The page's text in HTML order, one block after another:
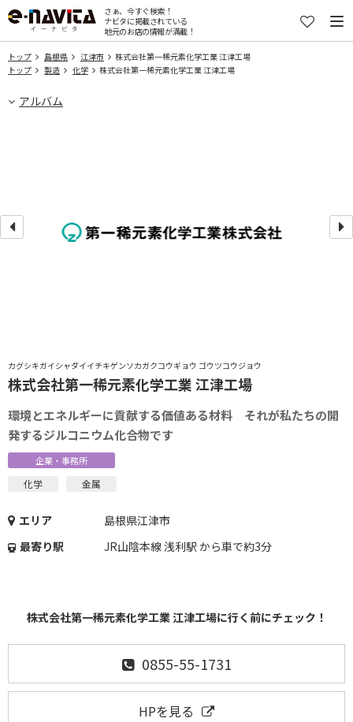
さぁ、今すぐ検索！
ナビタに掲載されている
地元のお店の情報が満載！
トップ 島根県 江津市
株式会社第一稀元素化学工業 江津工場
トップ
製造 化学 株式会社第一稀元素化学工業 江津工場
アルバム
カグシキガイシャダイイチキゲンソカガクコウギョウ ゴウツコウジョウ
株式会社第一稀元素化学工業 江津工場
環境とエネルギーに貢献する価値ある材料 それが私たちの開
発するジルコニウム化合物です
企業・事務所
化学 金属
エリア
島根県江津市
最寄り駅
JR山陰本線 浅利駅 から車で約3分
株式会社第一稀元素化学工業 江津工場に行く前にチェック！
0855-55-1731
HPを見る